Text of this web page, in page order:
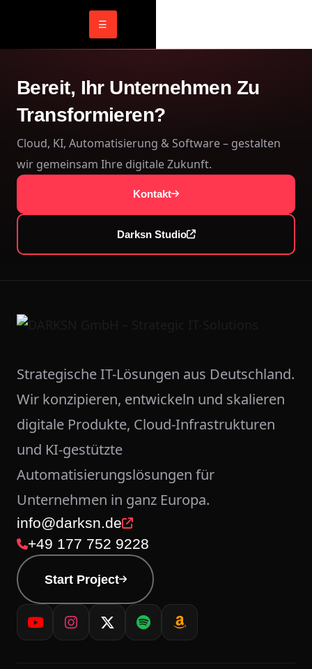
☰
Bereit, Ihr Unternehmen Zu
Transformieren?
Cloud, KI, Automatisierung & Software – gestalten
wir gemeinsam Ihre digitale Zukunft.
Kontakt
Darksn Studio
Strategische IT-Lösungen aus Deutschland.
Wir konzipieren, entwickeln und skalieren
digitale Produkte, Cloud-Infrastrukturen
und KI-gestützte
Automatisierungslösungen für
Unternehmen in ganz Europa.
info@darksn.de
+49 177 752 9228
Start Project